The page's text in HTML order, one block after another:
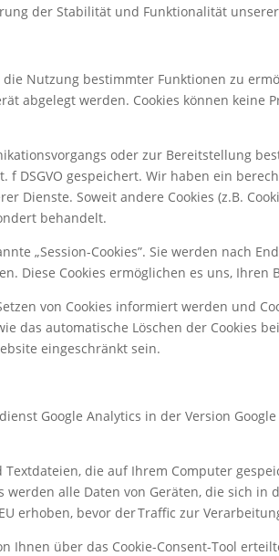
der Stabilität und Funktionalität
Nutzung bestimmter Funktionen zu
abgelegt werden. Cookies können keine
oder zur Bereitstellung
DSGVO gespeichert. Wir haben ein
Soweit andere Cookies (z.B.
behandelt.
„Session-Cookies”. Sie werden nach
Diese Cookies ermöglichen es uns,
von Cookies informiert werden und
das automatische Löschen der Cookies
eingeschränkt sein.
Google Analytics in der Version
Textdateien, die auf Ihrem Computer
alle Daten von Geräten, die sich in
erhoben, bevor der Traffic zur
über das Cookie-Consent-Tool